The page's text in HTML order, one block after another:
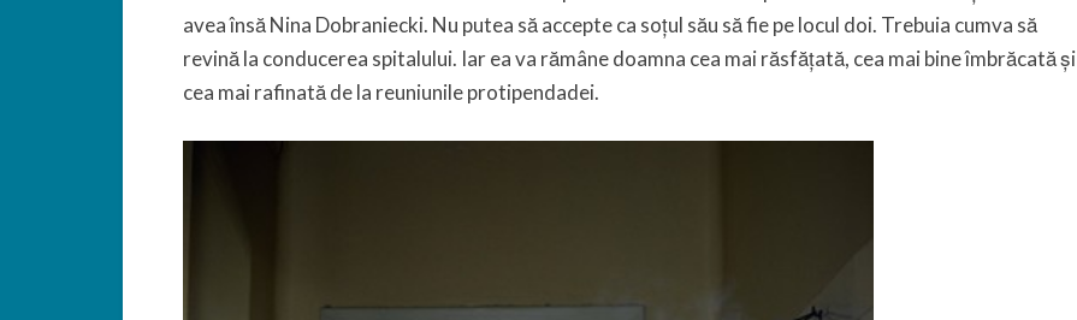
avea însă Nina Dobraniecki. Nu putea să accepte ca soțul său să fie pe locul doi. Trebuia cumva să
revină la conducerea spitalului. Iar ea va rămâne doamna cea mai răsfățată, cea mai bine îmbrăcată și
cea mai rafinată de la reuniunile protipendadei.